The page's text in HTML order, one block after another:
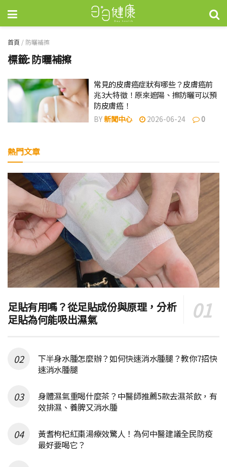
首頁 / 防曬補擦
標籤:防曬補擦
常見的皮膚癌症狀有哪些？皮膚癌前
兆3大特徵！原來遮陽、擦防曬可以預
防皮膚癌！
BY新聞中心 2026-06-24 0
熱門文章
足貼有用嗎？從足貼成份與原理，分析
足貼為何能吸出濕氣
下半身水腫怎麼辦？如何快速消水腫腿？教你7招快
速消水腫腿
身體濕氣重喝什麼茶？中醫師推薦5款去濕茶飲，有
效排濕、養脾又消水腫
黃耆枸杞紅棗湯療效驚人！為何中醫建議全民防疫
最好要喝它？